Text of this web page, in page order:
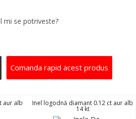
mi se potriveste?
Comanda rapid acest produs
aur alb Inel logodnă diamant 0.12 ct aur alb
14 kt